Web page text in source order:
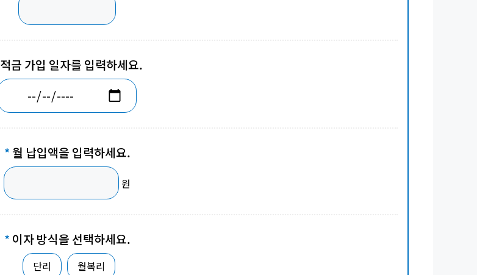
적금 가입 일자를 입력하세요.
월 납입액을 입력하세요.
원
이자 방식을 선택하세요.
단리 월복리